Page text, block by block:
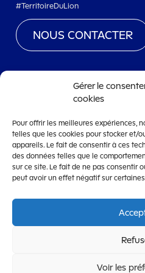
#TerritoireDuLion
NOUS CONTACTER
www.territoiredebelfort.fr
Mentions légales
Conditions générales d’utilisation
Accessibilité
Gérer le
cookies
Pour offrir les meilleures expériences,
telles que les cookies pour stocker et/
appareils. Le fait de consentir à ces
des données telles que le
sur ce site. Le fait de ne pas consentir
peut avoir un effet négatif sur
Voir les